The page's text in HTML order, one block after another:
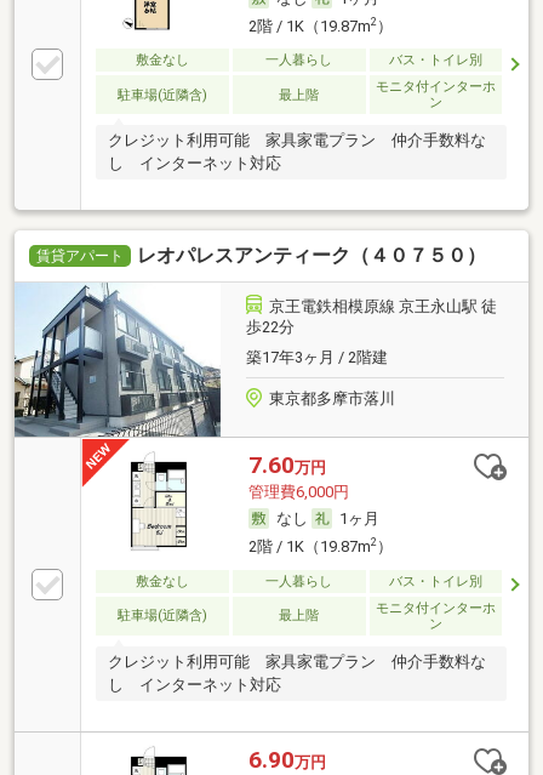
2階 / 1K（19.87m2）
敷金なし 一人暮らし バス・トイレ別
駐車場(近隣含) 最上階
モニタ付インターホ
ン
クレジット利用可能 家具家電プラン 仲介手数料な
し インターネット対応
賃貸アパート レオパレスアンティーク（４０７５０）
京王電鉄相模原線 京王永山駅 徒
歩22分
築17年3ヶ月 / 2階建
東京都多摩市落川
7.60万円
管理費6,000円
なし
1ヶ月
2階 / 1K（19.87m2）
敷金なし 一人暮らし バス・トイレ別
駐車場(近隣含) 最上階
モニタ付インターホ
ン
クレジット利用可能 家具家電プラン 仲介手数料な
し インターネット対応
6.90万円